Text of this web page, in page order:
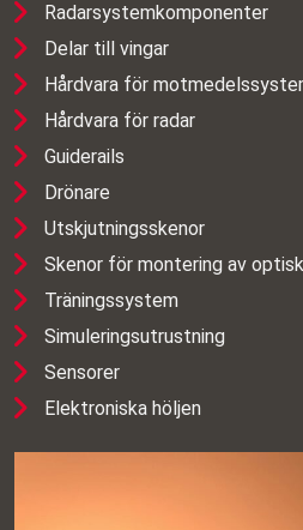
Radarsystemkomponenter
Delar till vingar
Hårdvara för
Hårdvara för radar
Guiderails
Drönare
Utskjutningsskenor
Skenor för montering av
Träningssystem
Simuleringsutrustning
Sensorer
Elektroniska höljen